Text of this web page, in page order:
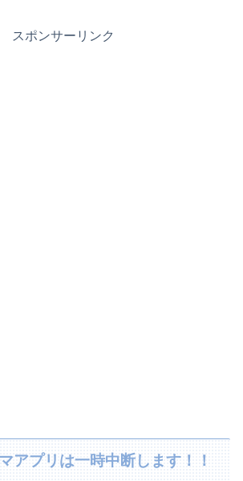
スポンサーリンク
アプリは一時中断します！！